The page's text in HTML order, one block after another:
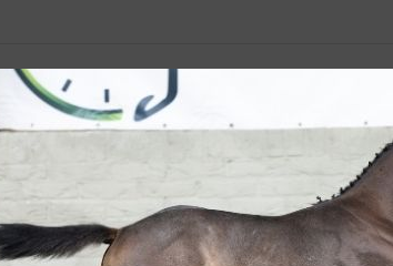
en
de Riders Cup
bijzondere